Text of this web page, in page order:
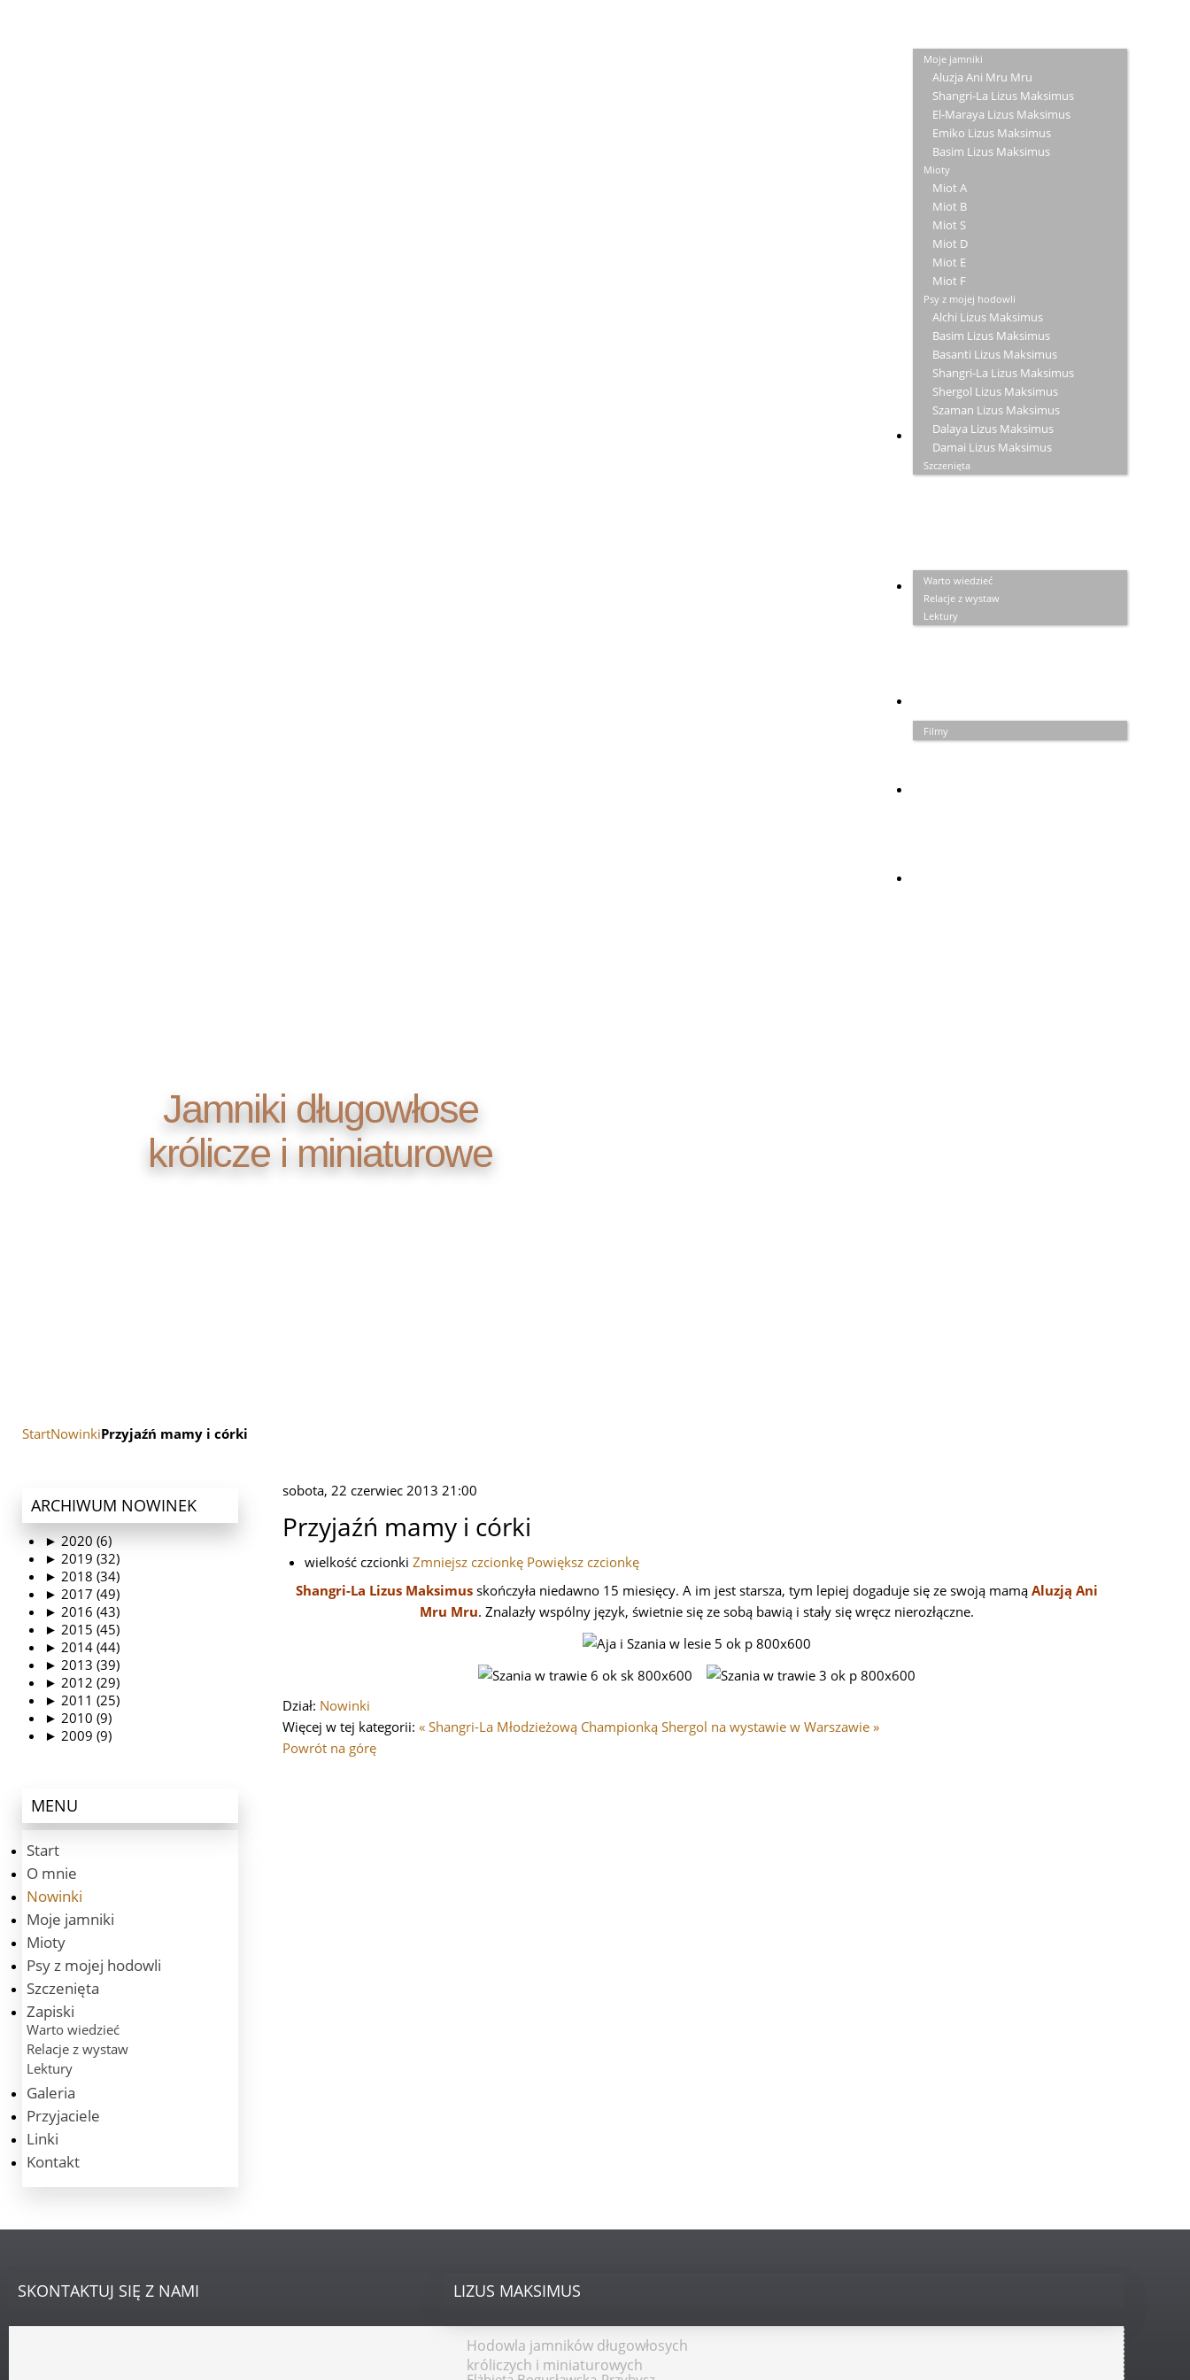
Moje jamniki
Aluzja Ani Mru Mru
Shangri-La Lizus Maksimus
El-Maraya Lizus Maksimus
Emiko Lizus Maksimus
Basim Lizus Maksimus
Mioty
Miot A
Miot B
Miot S
Miot D
Miot E
Miot F
Psy z mojej hodowli
Alchi Lizus Maksimus
Basim Lizus Maksimus
Basanti Lizus Maksimus
Shangri-La Lizus Maksimus
Shergol Lizus Maksimus
Szaman Lizus Maksimus
Dalaya Lizus Maksimus
Damai Lizus Maksimus
Szczenięta
ZAPISKI
Warto wiedzieć
Relacje z wystaw
Lektury
GALERIA
Filmy
Jamniki długowłose
królicze i miniaturowe
StartNowinkiPrzyjaźń mamy i córki
sobota, 22 czerwiec 2013 21:00
Przyjaźń mamy i córki
wielkość czcionki Zmniejsz czcionkę Powiększ czcionkę
Shangri-La Lizus Maksimus skończyła niedawno 15 miesięcy. A im jest starsza, tym lepiej dogaduje się ze swoją mamąAluzją Ani
Mru Mru. Znalazły wspólny język, świetnie się ze sobą bawią i stały się wręcz nierozłączne.
Dział: Nowinki
Więcej w tej kategorii: « Shangri-La Młodzieżową Championką Shergol na wystawie w Warszawie »
Powrót na górę
ARCHIWUM NOWINEK
► 2020 (6)
► 2019 (32)
► 2018 (34)
► 2017 (49)
► 2016 (43)
► 2015 (45)
► 2014 (44)
► 2013 (39)
► 2012 (29)
► 2011 (25)
► 2010 (9)
► 2009 (9)
MENU
Start
O mnie
Nowinki
Moje jamniki
Mioty
Psy z mojej hodowli
Szczenięta
Zapiski
Warto wiedzieć
Relacje z wystaw
Lektury
Galeria
Przyjaciele
Linki
Kontakt
LIZUS MAKSIMUS
Hodowla jamników długowłosych
króliczych i miniaturowych
SKONTAKTUJ SIĘ Z NAMI